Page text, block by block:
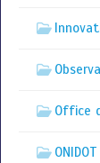
Office
ONIDOT